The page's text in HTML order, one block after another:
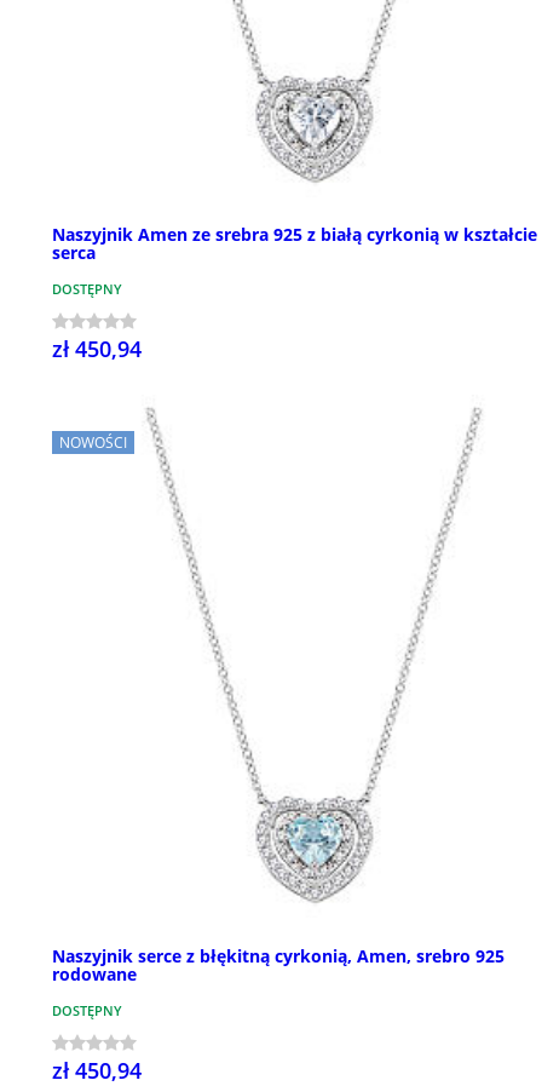
Naszyjnik Amen ze srebra 925 z białą cyrkonią w kształcie
serca
DOSTĘPNY
zł 450,94
NOWOŚCI
Naszyjnik serce z błękitną cyrkonią, Amen, srebro 925
rodowane
DOSTĘPNY
zł 450,94